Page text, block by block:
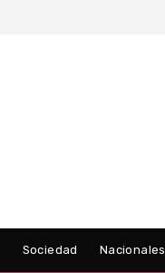
Sociedad Nacionales